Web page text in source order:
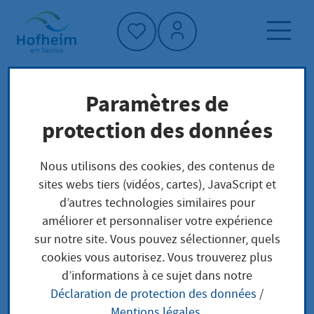
Accueil"
Page d'accueil
Trouver un service
Préoccupations locales
Fischerprüfung abnehmen lassen
Fischerprüfung
abnehmen lassen
Paramètres de
protection des données
Nous utilisons des cookies, des contenus de
sites webs tiers (vidéos, cartes), JavaScript et
d’autres technologies similaires pour
améliorer et personnaliser votre expérience
sur notre site. Vous pouvez sélectionner, quels
cookies vous autorisez. Vous trouverez plus
d’informations à ce sujet dans notre
Déclaration de protection des données /